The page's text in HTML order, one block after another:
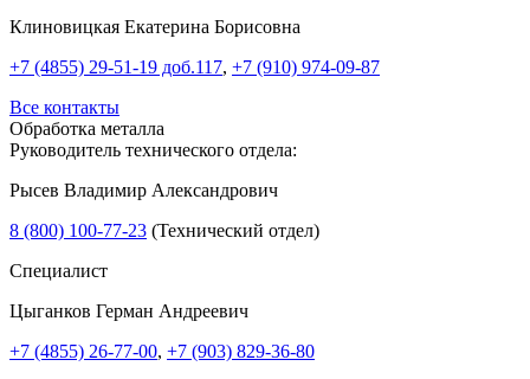
Клиновицкая Екатерина Борисовна
+7 (4855) 29-51-19 доб.117, +7 (910) 974-09-87
Все контакты
Обработка металла
Руководитель технического отдела:
Рысев Владимир Александрович
8 (800) 100-77-23 (Технический отдел)
Специалист
Цыганков Герман Андреевич
+7 (4855) 26-77-00, +7 (903) 829-36-80